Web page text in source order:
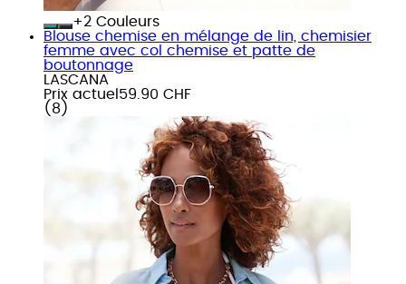
+
Couleurs
Blouse chemise en mélange de lin, chemisier
femme avec col chemise et patte de
boutonnage
LASCANA
Prix actuel 59.90 CHF
( 8 )